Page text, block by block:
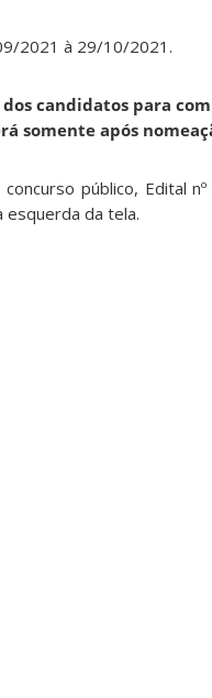
2021 à 29/10/2021.
candidatos para
somente após
público, Edital
esquerda da tela.